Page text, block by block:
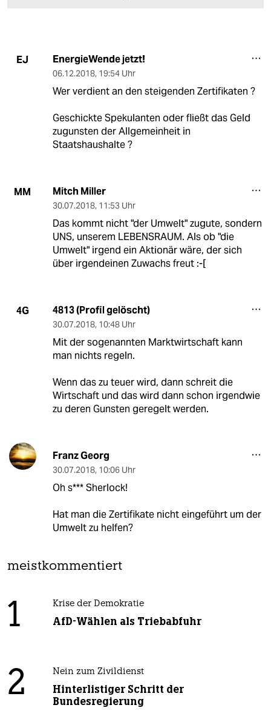
EJ EnergieWende jetzt!
06.12.2018, 19:54 Uhr
Wer verdient an den steigenden Zertifikaten ?
Geschickte Spekulanten oder fließt das Geld
zugunsten der Allgemeinheit in
Staatshaushalte ?
MM Mitch Miller
30.07.2018, 11:53 Uhr
Das kommt nicht "der Umwelt" zugute, sondern
UNS, unserem LEBENSRAUM. Als ob "die
Umwelt" irgend ein Aktionär wäre, der sich
über irgendeinen Zuwachs freut :-[
4G 4813 (Profil gelöscht)
30.07.2018, 10:48 Uhr
Mit der sogenannten Marktwirtschaft kann
man nichts regeln.
Wenn das zu teuer wird, dann schreit die
Wirtschaft und das wird dann schon irgendwie
zu deren Gunsten geregelt werden.
Franz Georg
30.07.2018, 10:06 Uhr
Oh s*** Sherlock!
Hat man die Zertifikate nicht eingeführt um der
Umwelt zu helfen?
meistkommentiert
1 Krise der Demokratie
AfD-Wählen als Triebabfuhr
2 Nein zum Zivildienst
Hinterlistiger Schritt der
Bundesregierung